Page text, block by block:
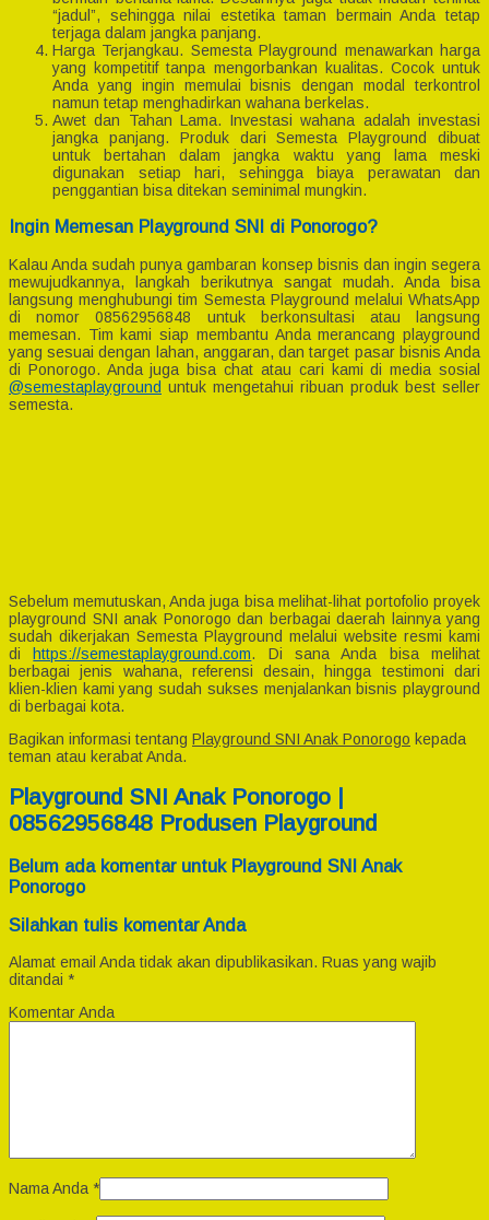
“jadul”, sehingga nilai estetika taman bermain Anda tetap
terjaga dalam jangka panjang.
Harga Terjangkau. Semesta Playground menawarkan harga
yang kompetitif tanpa mengorbankan kualitas. Cocok untuk
Anda yang ingin memulai bisnis dengan modal terkontrol
namun tetap menghadirkan wahana berkelas.
Awet dan Tahan Lama. Investasi wahana adalah investasi
jangka panjang. Produk dari Semesta Playground dibuat
untuk bertahan dalam jangka waktu yang lama meski
digunakan setiap hari, sehingga biaya perawatan dan
penggantian bisa ditekan seminimal mungkin.
Ingin Memesan Playground SNI di Ponorogo?
Kalau Anda sudah punya gambaran konsep bisnis dan ingin segera
mewujudkannya, langkah berikutnya sangat mudah. Anda bisa
langsung menghubungi tim Semesta Playground melalui WhatsApp
di nomor 08562956848 untuk berkonsultasi atau langsung
memesan. Tim kami siap membantu Anda merancang playground
yang sesuai dengan lahan, anggaran, dan target pasar bisnis Anda
di Ponorogo. Anda juga bisa chat atau cari kami di media sosial
@semestaplayground untuk mengetahui ribuan produk best seller
semesta.
Sebelum memutuskan, Anda juga bisa melihat-lihat portofolio proyek
playground SNI anak Ponorogo dan berbagai daerah lainnya yang
sudah dikerjakan Semesta Playground melalui website resmi kami
di
https://semestaplayground.com. Di sana Anda bisa melihat
berbagai jenis wahana, referensi desain, hingga testimoni dari
klien-klien kami yang sudah sukses menjalankan bisnis playground
di berbagai kota.
Bagikan informasi tentang Playground SNI Anak Ponorogo kepada
teman atau kerabat Anda.
Playground SNI Anak Ponorogo |
08562956848 Produsen Playground
Belum ada komentar untuk Playground SNI Anak
Ponorogo
Silahkan tulis komentar Anda
Alamat email Anda tidak akan dipublikasikan. Ruas yang wajib
ditandai *
Komentar Anda
Nama Anda *